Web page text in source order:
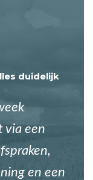
duidelijk
via een
en een